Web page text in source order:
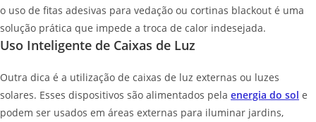
o uso de fitas adesivas para vedação ou cortinas blackout é uma
solução prática que impede a troca de calor indesejada.
Uso Inteligente de Caixas de Luz
Outra dica é a utilização de caixas de luz externas ou luzes
solares. Esses dispositivos são alimentados pela energia do sol e
podem ser usados em áreas externas para iluminar jardins,